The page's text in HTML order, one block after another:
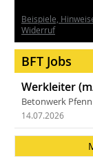
Beispiele,
Widerruf
BFT Jobs
Werkleiter
Betonwerk
14.07.2026